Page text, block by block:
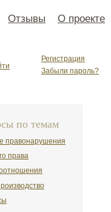
Отзывы О проекте
Регистрация
Забыли пароль?
по темам
правонарушения
права